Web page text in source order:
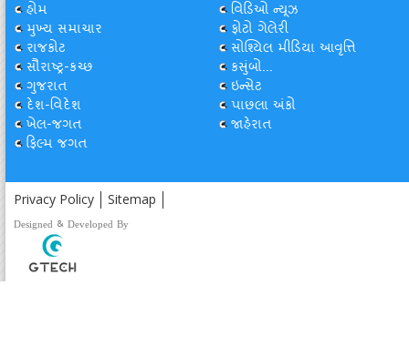
હોમ
મુખ્ય સમાચાર
રાજકોટ
સૌરાષ્ટ્ર-કચ્છ
ગુજરાત
દેશ-વિદેશ
ખેલ-જગત
ફિલ્મ જગત
વિડિઓ ન્યૂઝ
ફોટો ગેલેરી
સોશ્યિલ મીડિયા આવૃત્તિ
કસુંબો...
ઇન્સેટ
પાછલા અંકો
જાહેરાત
Privacy Policy Sitemap
Designed & Developed By